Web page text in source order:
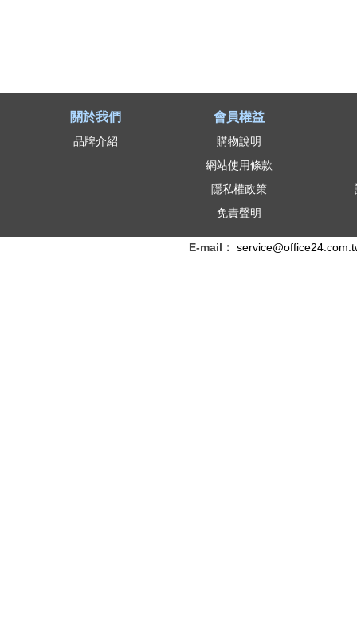
關於我們
品牌介紹
會員權益
購物說明
網站使用條款
隱私權政策
免責聲明
E-mail：